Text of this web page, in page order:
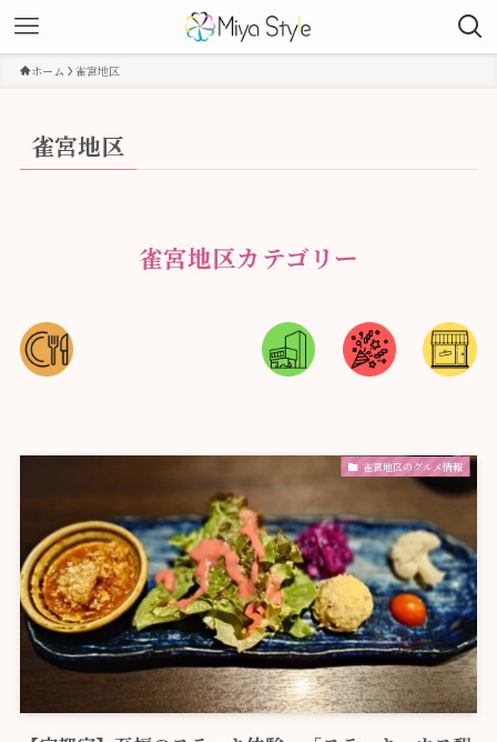
ホーム 雀宮地区
雀宮地区
雀宮地区カテゴリー
雀宮地区のグルメ情報